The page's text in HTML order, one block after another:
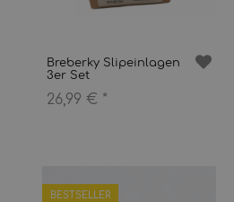
Breberky Slipeinlagen
3er Set
26,99 € *
BESTSELLER